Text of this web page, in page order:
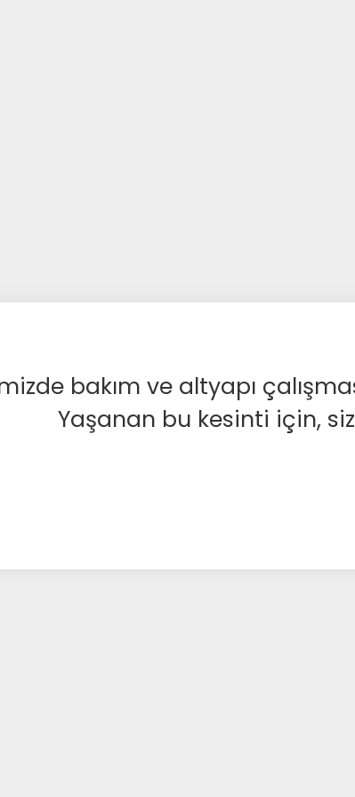
bakım ve altyapı
Yaşanan bu kesinti için,